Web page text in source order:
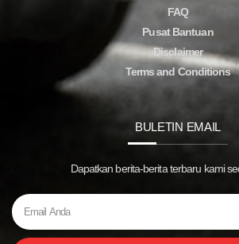
FAQ
Pusat Bantuan
Disclaimer
Terms and Conditions
BULETIN EMAIL
Dapatkan berita-berita terbaru kami